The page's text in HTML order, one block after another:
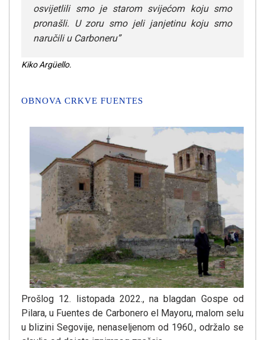
osvijetlili smo je starom svijećom koju smo
pronašli. U zoru smo jeli janjetinu koju smo
naručili u Carboneru”
Kiko Argüello.
OBNOVA CRKVE FUENTES
Prošlog 12. listopada 2022., na blagdan Gospe od
Pilara, u Fuentes de Carbonero el Mayoru, malom selu
u blizini Segovije, nenaseljenom od 1960., održalo se